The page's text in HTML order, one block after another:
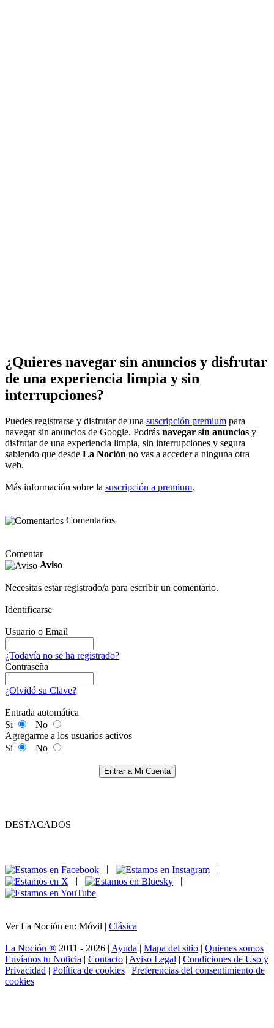
¿Quieres navegar sin anuncios y disfrutar
de una experiencia limpia y sin
interrupciones?
Puedes registrarse y disfrutar de una suscripción premium para
navegar sin anuncios de Google. Podrás navegar sin anuncios y
disfrutar de una experiencia limpia, sin interrupciones y segura
sabiendo que desde La Noción no vas a acceder a ninguna otra
web.
Más información sobre la suscripción a premium.
Comentarios
Comentar
Aviso
Necesitas estar registrado/a para escribir un comentario.
Identificarse
Usuario o Email
¿Todavía no se ha registrado?
Contraseña
¿Olvidó su Clave?
Entrada automática
Si
No
Agregarme a los usuarios activos
Si
No
Entrar a Mi Cuenta
DESTACADOS
|
|
Ver La Noción en: Móvil | Clásica
La Noción ® 2011 - 2026 | Ayuda | Mapa del sitio | Quienes somos |
Envíanos tu Noticia | Contacto | Aviso Legal | Condiciones de Uso y
Privacidad | Política de cookies | Preferencias del consentimiento de
cookies